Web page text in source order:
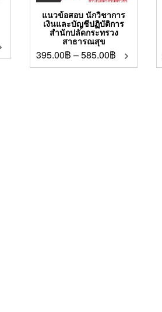
แนวข้อสอบ นักวิชาการ
เงินและบัญชีปฏิบัติการ
สำนักปลัดกระทรวง
สาธารณสุข
395.00฿ –585.00฿